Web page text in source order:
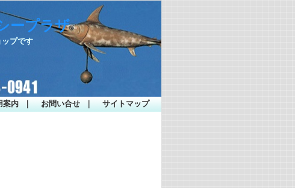
ープラザ
プです
案内 お問い合せ サイトマップ